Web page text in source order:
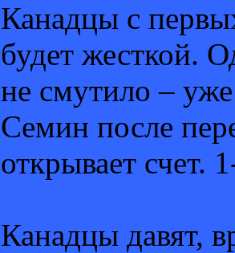
Канадцы с
будет жесткой.
не смутило –
Семин после
открывает
Канадцы давят,